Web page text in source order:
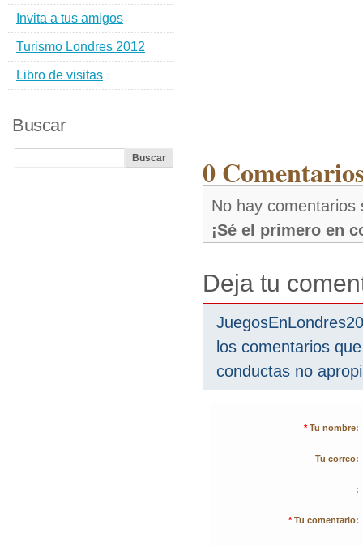
0
No hay comentarios
¡Sé el primero en
Deja tu
los comentarios
conductas no
* Tu nombre:
Tu correo:
:
* Tu comentario:
Invita a tus amigos
Turismo Londres 2012
Libro de visitas
Buscar